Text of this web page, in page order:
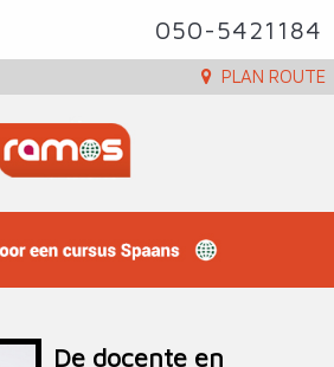
050-5421184
PLAN ROUTE
De docente en